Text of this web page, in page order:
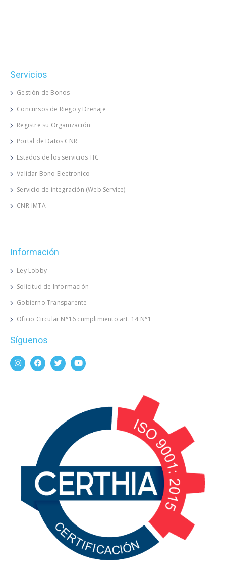
Servicios
Gestión de Bonos
Concursos de Riego y Drenaje
Registre su Organización
Portal de Datos CNR
Estados de los servicios TIC
Validar Bono Electronico
Servicio de integración (Web Service)
CNR-IMTA
Información
Ley Lobby
Solicitud de Información
Gobierno Transparente
Oficio Circular N°16 cumplimiento art. 14 N°1
Síguenos